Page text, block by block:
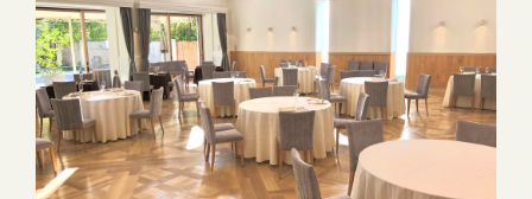
PARTYではEXEX GARDEN・EXEX SUITES・EXEX SQUAREの
3つの結婚式場で叶う自由自在なパーティーをご提案お問い合わせ
やご予約は下記よりお気軽にご連絡くださいませ 営業時間：
11:00〜19:00 (パーティーは22:00まで)定休日：水曜日(祝日は営
業)T E L ：058-214-2066(宴会直通) ～住所一覧～エグゼクススウ
ィーツ：岐阜県岐阜市玉森町1-1エグゼクスガーデン：岐阜県岐阜
市日置江343-1エグゼクススクエア：岐阜県岐阜市鷺山新町2-1 ▼